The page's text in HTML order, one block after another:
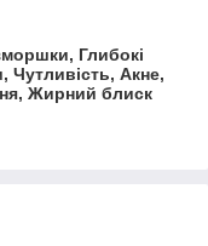
Глибокі
Чутливість, Акне,
Жирний блиск